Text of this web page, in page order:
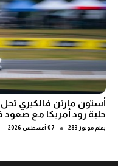
أستون مارتن فالكيري
حلبة رود أمريكا مع صعود
بقلم موتور 283 ● 07 أغسطس 2026